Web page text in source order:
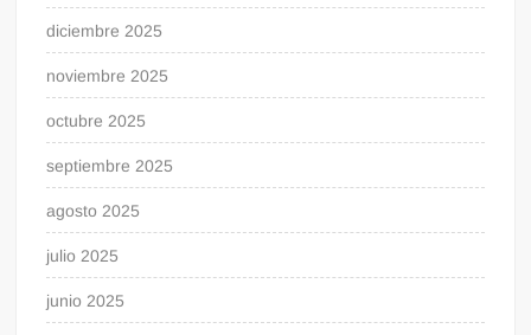
diciembre 2025
noviembre 2025
octubre 2025
septiembre 2025
agosto 2025
julio 2025
junio 2025